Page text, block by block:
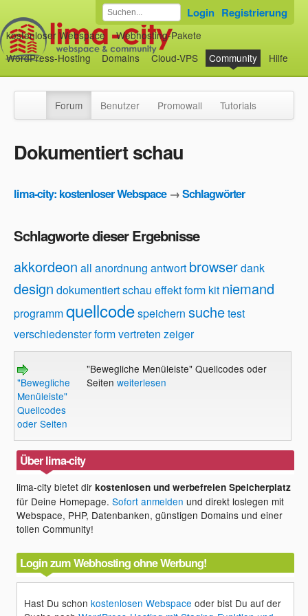
kostenloser Webspace
Webhosting-Pakete
WordPress-Hosting
Domains Cloud-VPS Community Hilfe
Login Registrierung
Forum Benutzer Promowall Tutorials
Dokumentiert schau
lima-city: kostenloser Webspace→Schlagwörter
Schlagworte dieser Ergebnisse
akkordeon all anordnung antwort browserdank
design dokumentiert schau effektform kit niemand
programmquellcodespeichern suchetest
verschiedenster formvertreten zeiger
"Bewegliche
Menüleiste"
Quellcodes
oder Seiten
"Bewegliche Menüleiste" Quellcodes oder
Seiten weiterlesen
Über lima-city
lima-city bietet dirkostenlosen und werbefreien Speicherplatz
für Deine Homepage.Sofort anmelden und direkt loslegen mit
Webspace, PHP, Datenbanken, günstigen Domains und einer
tollen Community!
Login zum Webhosting ohne Werbung!
Hast Du schonkostenlosen Webspace oder bist Du auf der